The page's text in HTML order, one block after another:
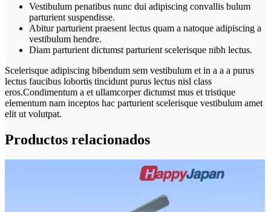
Vestibulum penatibus nunc dui adipiscing convallis bulum
parturient suspendisse.
Abitur parturient praesent lectus quam a natoque adipiscing a
vestibulum hendre.
Diam parturient dictumst parturient scelerisque nibh lectus.
Scelerisque adipiscing bibendum sem vestibulum et in a a a purus
lectus faucibus lobortis tincidunt purus lectus nisl class
eros.Condimentum a et ullamcorper dictumst mus et tristique
elementum nam inceptos hac parturient scelerisque vestibulum amet
elit ut volutpat.
Productos relacionados